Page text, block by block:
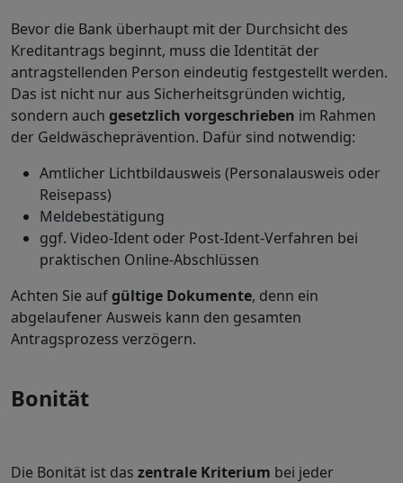
Bevor die Bank überhaupt mit der Durchsicht des
Kreditantrags beginnt, muss die Identität der
antragstellenden Person eindeutig festgestellt werden.
Das ist nicht nur aus Sicherheitsgründen wichtig,
sondern auch gesetzlich vorgeschrieben im Rahmen
der Geldwäscheprävention. Dafür sind notwendig:
Amtlicher Lichtbildausweis (Personalausweis oder
Reisepass)
Meldebestätigung
ggf. Video-Ident oder Post-Ident-Verfahren bei
praktischen Online-Abschlüssen
Achten Sie aufgültige Dokumente, denn ein
abgelaufener Ausweis kann den gesamten
Antragsprozess verzögern.
Bonität
Die Bonität ist das zentrale Kriterium bei jeder